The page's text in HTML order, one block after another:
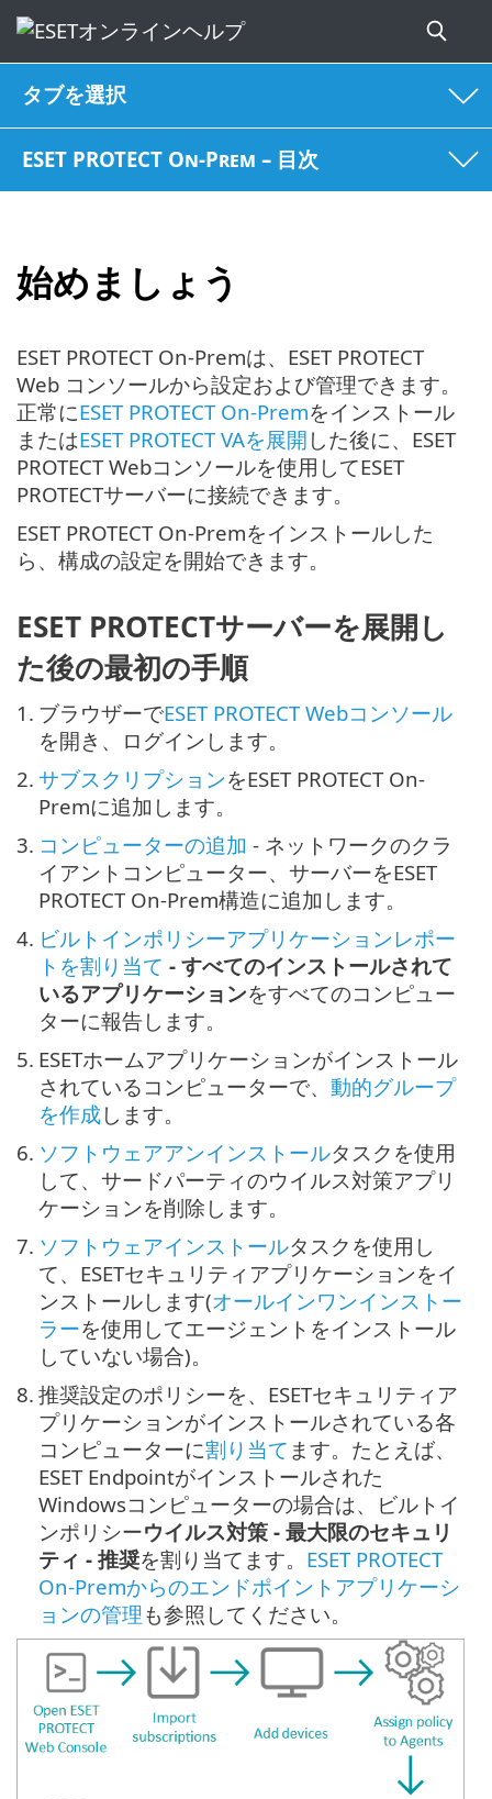
タブを選択
ESET PROTECT On-Prem – 目次
始めましょう
ESET PROTECT On-Premは、ESET PROTECT
Web コンソールから設定および管理できます。
正常にESET PROTECT On-Premをインストール
またはESET PROTECT VAを展開 した後に、ESET
PROTECT Webコンソールを使用してESET
PROTECTサーバーに接続できます。
ESET PROTECT On-Premをインストールした
ら、構成の設定を開始できます。
ESET PROTECTサーバーを展開し
た後の最初の手順
1. ブラウザーでESET PROTECT Webコンソール
を開き、ログインします。
2. サブスクリプションをESET PROTECT On-
Premに追加します。
3. コンピューターの追加 - ネットワークのクラ
イアントコンピューター、サーバーをESET
PROTECT On-Prem構造に追加します。
4. ビルトインポリシーアプリケーションレポー
トを割り当て - すべてのインストールされて
いるアプリケーションをすべてのコンピュー
ターに報告します。
5. ESETホームアプリケーションがインストール
されているコンピューターで、 動的グループ
を作成します。
6. ソフトウェアアンインストールタスクを使用
して、サードパーティのウイルス対策アプリ
ケーションを削除します。
7. ソフトウェアインストールタスクを使用し
て、ESETセキュリティアプリケーションをイ
ンストールします(オールインワンインストー
ラーを使用してエージェントをインストール
していない場合)。
8. 推奨設定のポリシーを、ESETセキュリティア
プリケーションがインストールされている各
コンピューターに割り当て ます。たとえば、
ESET Endpointがインストールされた
Windowsコンピューターの場合は、ビルトイ
ンポリシーウイルス対策 - 最大限のセキュリ
ティ - 推奨を割り当てます。 ESET PROTECT
On-Premからのエンドポイントアプリケーシ
ョンの管理も参照してください。